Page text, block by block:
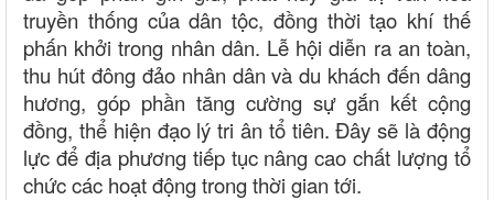
truyền thống của dân tộc, đồng thời tạo khí thế
phấn khởi trong nhân dân. Lễ hội diễn ra an toàn,
thu hút đông đảo nhân dân và du khách đến dâng
hương, góp phần tăng cường sự gắn kết cộng
đồng, thể hiện đạo lý tri ân tổ tiên. Đây sẽ là động
lực để địa phương tiếp tục nâng cao chất lượng tổ
chức các hoạt động trong thời gian tới.